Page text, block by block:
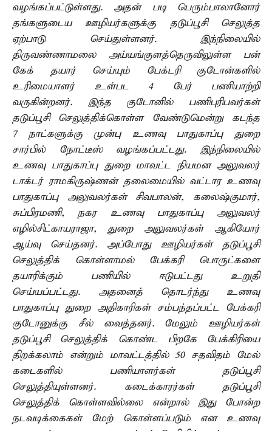
வழங்கப்பட்டுள்ளது. அதன் படி பெரும்பாலானோர்
தங்களுடைய ஊழியர்களுக்கு தடுப்பூசி செலுத்த
ஏற்பாடு செய்துள்ளனர். இந்நிலையில்
திருவண்ணாமலை அய்யங்குளத்தெருவிலுள்ள பன்
கேக் தயார் செய்யும் பேக்டரி குடோன்களில்
உரிமையாளர் உள்பட 4 பேர் பணியாற்றி
வருகின்றனர். இந்த குடோனில் பணிபுரிபவர்கள்
தடுப்பூசி செலுத்திக்கொள்ள வேண்டுமென்று கடந்த
7 நாட்களுக்கு முன்பு உணவு பாதுகாப்பு துறை
சார்பில் நோட்டீஸ் வழங்கப்பட்டது. இந்நிலையில்
உணவு பாதுகாப்பு துறை மாவட்ட நியமன அலுவலர்
டாக்டர் ராமகிருஷ்ணன் தலைமையில் வட்டார உணவு
பாதுகாப்பு அலுவலர்கள் சிவபாலன், கலைஷ்குமார்,
சுப்பிரமணி, நகர உணவு பாதுகாப்பு அலுவலர்
எழில்சிட்காயராஜா, துறை அலுவலர்கள் ஆகியோர்
ஆய்வு செய்தனர். அப்போது ஊழியர்கள் தடுப்பூசி
செலுத்திக் கொள்ளாமல் பேக்கரி பொருட்களை
தயாரிக்கும் பணியில் ஈடுபட்டது உறுதி
செய்யப்பட்டது. அதனைத் தொடர்ந்து உணவு
பாதுகாப்பு துறை அதிகாரிகள் சம்பந்தப்பட்ட பேக்கரி
குடோனுக்கு சீல் வைத்தனர். மேலும் ஊழியர்கள்
தடுப்பூசி செலுத்திக் கொண்ட பிறகே பேக்கிரியை
திறக்கலாம் என்றும் மாவட்டத்தில் 50 சதவிதம் மேல்
கடைகளில் பணியாளர்கள் தடுப்பூசி
செலுத்தியுள்ளனர். கடைக்காரர்கள் தடுப்பூசி
செலுத்திக் கொள்ளவில்லை என்றால் இது போன்ற
நடவடிக்கைகள் மேற் கொள்ளப்படும் என உணவு